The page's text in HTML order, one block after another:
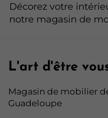
Décorez votre
notre magasin de
L'art d'être
Magasin de mobilier
Guadeloupe